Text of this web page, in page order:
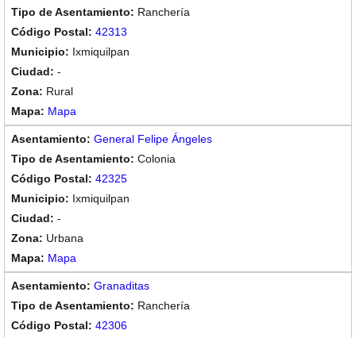
Ranchería
42313
Ixmiquilpan
-
Rural
Mapa
General Felipe Ángeles
Colonia
42325
Ixmiquilpan
-
Urbana
Mapa
Granaditas
Ranchería
42306